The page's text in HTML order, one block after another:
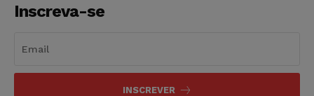
Inscreva-se
INSCREVER